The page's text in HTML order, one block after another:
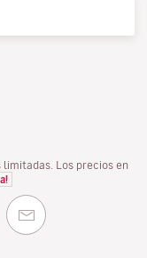
Los precios en